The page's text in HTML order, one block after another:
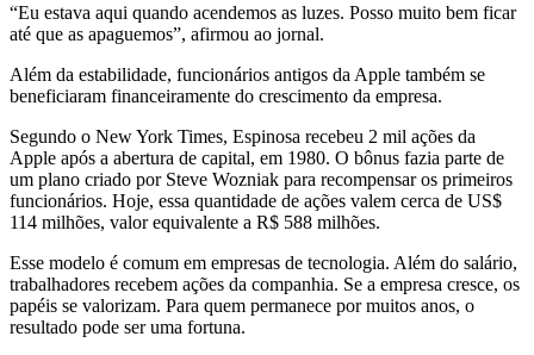
“Eu estava aqui quando acendemos as luzes. Posso muito bem ficar
até que as apaguemos”, afirmou ao jornal.
Além da estabilidade, funcionários antigos da Apple também se
beneficiaram financeiramente do crescimento da empresa.
Segundo o New York Times, Espinosa recebeu 2 mil ações da
Apple após a abertura de capital, em 1980. O bônus fazia parte de
um plano criado por Steve Wozniak para recompensar os primeiros
funcionários. Hoje, essa quantidade de ações valem cerca de US$
114 milhões, valor equivalente a R$ 588 milhões.
Esse modelo é comum em empresas de tecnologia. Além do salário,
trabalhadores recebem ações da companhia. Se a empresa cresce, os
papéis se valorizam. Para quem permanece por muitos anos, o
resultado pode ser uma fortuna.